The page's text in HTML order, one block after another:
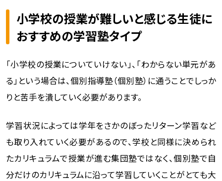
小学校の授業が難しいと感じる生徒に
おすすめの学習塾タイプ
「小学校の授業についていけない」、「わからない単元があ
る」という場合は、個別指導塾（個別塾）に通うことでしっか
りと苦手を潰していく必要があります。
学習状況によっては学年をさかのぼったリターン学習など
も取り入れていく必要があるので、学校と同様に決められ
たカリキュラムで授業が進む集団塾ではなく、個別塾で自
分だけのカリキュラムに沿って学習していくことがとても大